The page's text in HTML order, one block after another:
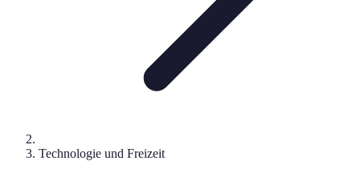
Technologie und Freizeit